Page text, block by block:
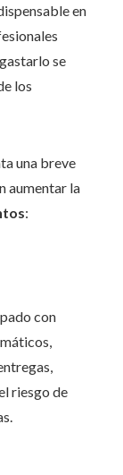
en
se
los
una breve
aumentar la
:
con
riesgo de